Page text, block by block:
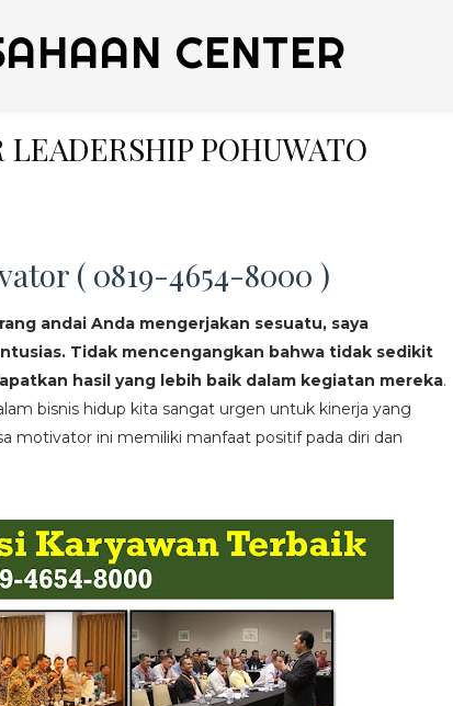
CENTER
POHUWATO
( 0819-4654-8000 )
andai Anda mengerjakan sesuatu, saya
Tidak mencengangkan bahwa tidak sedikit
hasil yang lebih baik dalam kegiatan mereka.
bisnis hidup kita sangat urgen untuk kinerja yang
motivator ini memiliki manfaat positif pada diri dan